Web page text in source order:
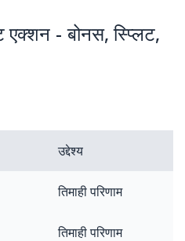
एक्शन - बोनस, स्प्लिट,
उद्देश्य
तिमाही परिणाम
तिमाही परिणाम